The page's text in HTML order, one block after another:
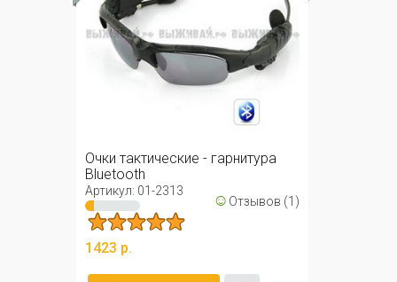
Очки тактические - гарнитура
Bluetooth
Артикул: 01-2313 ☺ Отзывов (1)
1423 р.